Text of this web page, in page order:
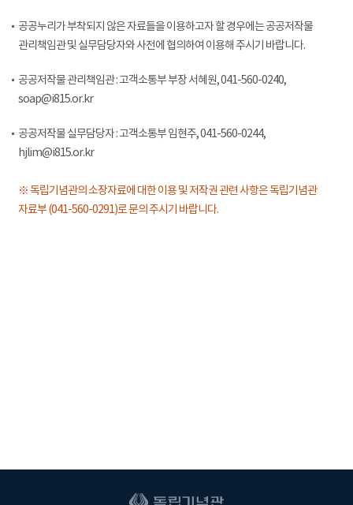
공공누리가 부착되지 않은 자료들을 이용하고자 할 경우에는 공공저작물
관리책임관 및 실무담당자와 사전에 협의하여 이용해 주시기 바랍니다.
공공저작물 관리책임관 : 고객소통부 부장 서혜원, 041-560-0240,
soap@i815.or.kr
공공저작물 실무담당자 : 고객소통부 임현주, 041-560-0244,
hjlim@i815.or.kr
※ 독립기념관의 소장자료에 대한 이용 및 저작권 관련 사항은 독립기념관
자료부 (041-560-0291)로 문의 주시기 바랍니다.